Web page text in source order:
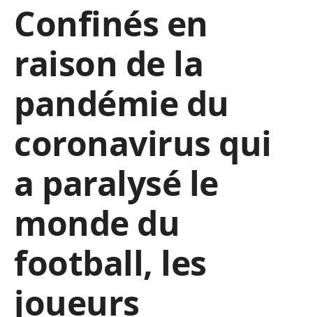
Confinés en
raison de la
pandémie du
coronavirus qui
a paralysé le
monde du
football, les
joueurs